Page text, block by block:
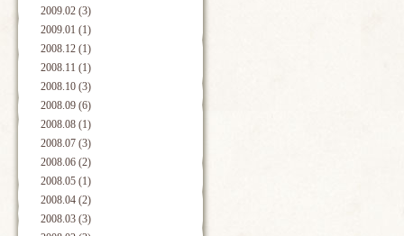
2009.02 (3)
2009.01 (1)
2008.12 (1)
2008.11 (1)
2008.10 (3)
2008.09 (6)
2008.08 (1)
2008.07 (3)
2008.06 (2)
2008.05 (1)
2008.04 (2)
2008.03 (3)